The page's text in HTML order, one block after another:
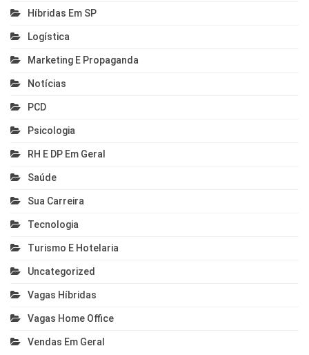
Híbridas Em SP
Logística
Marketing E Propaganda
Notícias
PCD
Psicologia
RH E DP Em Geral
Saúde
Sua Carreira
Tecnologia
Turismo E Hotelaria
Uncategorized
Vagas Híbridas
Vagas Home Office
Vendas Em Geral